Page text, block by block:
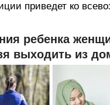
приведет ко
ребенка
выходить из